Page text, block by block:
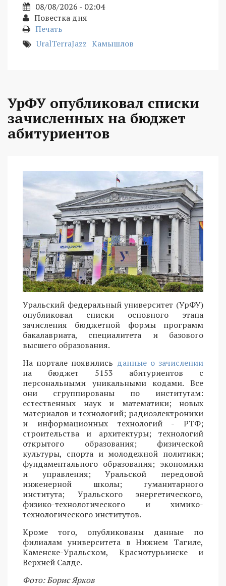
08/08/2026 - 02:04
Повестка дня
Печать
UralTerraJazz Камышлов
УрФУ опубликовал списки
зачисленных на бюджет
абитуриентов
Уральский федеральный университет (УрФУ)
опубликовал списки основного этапа
зачисления бюджетной формы программ
бакалавриата, специалитета и базового
высшего образования.
На портале появились данные о зачислении
на бюджет 5153 абитуриентов с
персональными уникальными кодами. Все
они сгруппированы по институтам:
естественных наук и математики; новых
материалов и технологий; радиоэлектроники
и информационных технологий - РТФ;
строительства и архитектуры; технологий
открытого образования; физической
культуры, спорта и молодежной политики;
фундаментального образования; экономики
и управления; Уральской передовой
инженерной школы; гуманитарного
института; Уральского энергетического,
физико-технологического и химико-
технологического институтов.
Кроме того, опубликованы данные по
филиалам университета в Нижнем Тагиле,
Каменске-Уральском, Краснотурьинске и
Верхней Салде.
Фото: Борис Ярков